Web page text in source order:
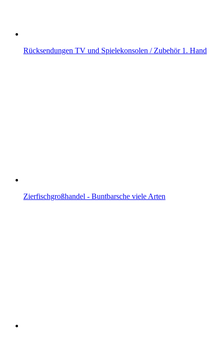
Rücksendungen TV und Spielekonsolen / Zubehör 1. Hand
Zierfischgroßhandel - Buntbarsche viele Arten